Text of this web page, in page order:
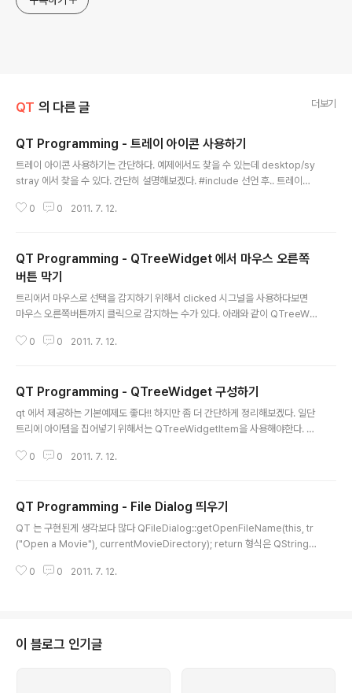
QT 의 다른 글 더보기
QT Programming - 트레이 아이콘 사용하기
트레이 아이콘 사용하기는 간단하다. 예제에서도 찾을 수 있는데 desktop/sy
stray 에서 찾을 수 있다. 간단히 설명해보겠다. #include 선언 후.. 트레이를
his); tray->show(); 하면 일단 트레이가 보이게된다. 클라이언트는 hide()
0 0 2011. 7. 12.
QT Programming - QTreeWidget 에서 마우스 오른쪽
버튼 막기
트리에서 마우스로 선택을 감지하기 위해서 clicked 시그널을 사용하다보면
마우스 오른쪽버튼까지 클릭으로 감지하는 수가 있다. 아래와 같이 QTreeWi
public QTreeWidget 4 { 5 public: 6 TreeWidget() 7 { 8 setColumn
20 } 21 22 void contextMenuEvent(QContextMenuEvent *event)
23..
0 0 2011. 7. 12.
QT Programming - QTreeWidget 구성하기
qt 에서 제공하는 기본예제도 좋다!! 하지만 좀 더 간단하게 정리해보겠다. 일단
트리에 아이템을 집어넣기 위해서는 QTreeWidgetItem을 사용해야한다. 자
WidgetItem ( QTreeWidget * parent, int type = Type ) QTreeWid
상위 부모이다. 그러므로 아래와 같이 사용하면된다. QTreeWidget* tree =
new QTreeWidget(); QTreeWidgetItem* it..
0 0 2011. 7. 12.
QT Programming - File Dialog 띄우기
QT 는 구현된게 생각보다 많다 QFileDialog::getOpenFileName(this, tr
("Open a Movie"), currentMovieDirectory); return 형식은 QString
0 0 2011. 7. 12.
이 블로그 인기글